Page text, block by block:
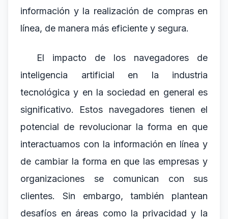
información y la realización de compras en
línea, de manera más eficiente y segura.
El impacto de los navegadores de
inteligencia artificial en la industria
tecnológica y en la sociedad en general es
significativo. Estos navegadores tienen el
potencial de revolucionar la forma en que
interactuamos con la información en línea y
de cambiar la forma en que las empresas y
organizaciones se comunican con sus
clientes. Sin embargo, también plantean
desafíos en áreas como la privacidad y la